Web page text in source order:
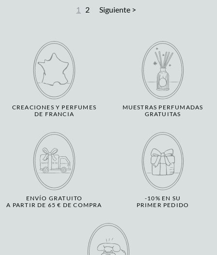
1 2 Siguiente >
CREACIONES Y PERFUMES
DE FRANCIA
MUESTRAS PERFUMADAS
GRATUITAS
ENVÍO GRATUITO
A PARTIR DE 65 € DE COMPRA
-10% EN SU
PRIMER PEDIDO